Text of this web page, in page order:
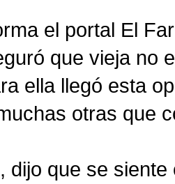
el portal El
que vieja no
ella llegó esta
otras que
dijo que se